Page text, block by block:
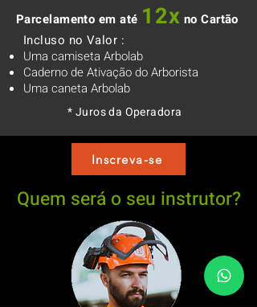
Parcelamento em até 12x no Cartão
Incluso no Valor :
Uma camiseta Arbolab
Caderno de Ativação do Arborista
Uma caneta Arbolab
* Juros da Operadora
Inscreva-se
Quem será o seu instrutor?